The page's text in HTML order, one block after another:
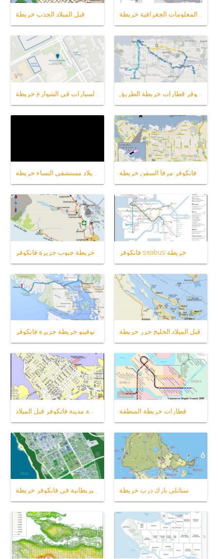
قبل الميلاد الجذب خريطة
فانكوفر قطارات خريطة الطريق ،
قبل الميلاد مستشفى النساء خريطة فانكوفر مرفأ السفن خريطة
خريطة جنوب جزيرة فانكوفر فانكوفر seabus خريطة
توفينو خريطة جزيرة فانكوفر قبل الميلاد الخليج جزر خريطة
قطارات خريطة المنطقة
جامعة كولومبيا البريطانية في فانكوفر خريطة ستانلي بارك درب خريطة